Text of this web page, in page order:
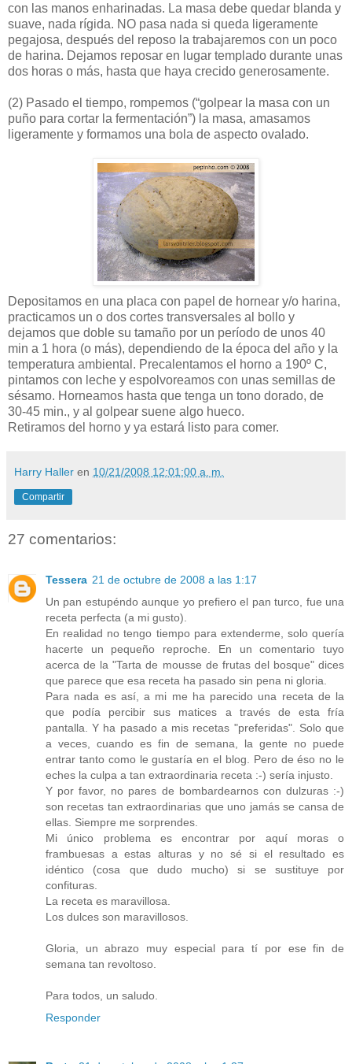
con las manos enharinadas. La masa debe quedar blanda y
suave, nada rígida. NO pasa nada si queda ligeramente
pegajosa, después del reposo la trabajaremos con un poco
de harina. Dejamos reposar en lugar templado durante unas
dos horas o más, hasta que haya crecido generosamente.
(2) Pasado el tiempo, rompemos (“golpear la masa con un
puño para cortar la fermentación”) la masa, amasamos
ligeramente y formamos una bola de aspecto ovalado.
Depositamos en una placa con papel de hornear y/o harina,
practicamos un o dos cortes transversales al bollo y
dejamos que doble su tamaño por un período de unos 40
min a 1 hora (o más), dependiendo de la época del año y la
temperatura ambiental. Precalentamos el horno a 190º C,
pintamos con leche y espolvoreamos con unas semillas de
sésamo. Horneamos hasta que tenga un tono dorado, de
30-45 min., y al golpear suene algo hueco.
Retiramos del horno y ya estará listo para comer.
Harry Haller en 10/21/2008 12:01:00 a. m.
Compartir
27 comentarios:
Tessera 21 de octubre de 2008 a las 1:17
Un pan estupéndo aunque yo prefiero el pan turco, fue una
receta perfecta (a mi gusto).
En realidad no tengo tiempo para extenderme, solo quería
hacerte un pequeño reproche. En un comentario tuyo
acerca de la "Tarta de mousse de frutas del bosque" dices
que parece que esa receta ha pasado sin pena ni gloria.
Para nada es así, a mi me ha parecido una receta de la
que podía percibir sus matices a través de esta fría
pantalla. Y ha pasado a mis recetas "preferidas". Solo que
a veces, cuando es fin de semana, la gente no puede
entrar tanto como le gustaría en el blog. Pero de éso no le
eches la culpa a tan extraordinaria receta :-) sería injusto.
Y por favor, no pares de bombardearnos con dulzuras :-)
son recetas tan extraordinarias que uno jamás se cansa de
ellas. Siempre me sorprendes.
Mi único problema es encontrar por aquí moras o
frambuesas a estas alturas y no sé si el resultado es
idéntico (cosa que dudo mucho) si se sustituye por
confituras.
La receta es maravillosa.
Los dulces son maravillosos.
Gloria, un abrazo muy especial para tí por ese fin de
semana tan revoltoso.
Para todos, un saludo.
Responder